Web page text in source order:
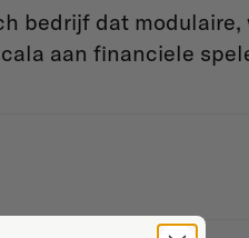
bedrijf dat
aan financiele